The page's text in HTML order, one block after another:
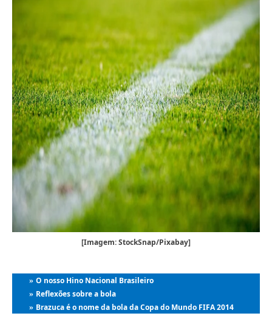
[Imagem: StockSnap/Pixabay]
» O nosso Hino Nacional Brasileiro
» Reflexões sobre a bola
» Brazuca é o nome da bola da Copa do Mundo FIFA 2014